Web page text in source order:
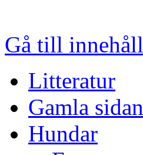
Gå till innehåll
Litteratur
Gamla sidan
Hundar